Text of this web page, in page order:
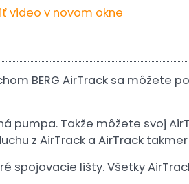
video v novom okne
BERG AirTrack sa
pumpa. Takže môžete svoj
z AirTrack a AirTrack
spojovacie lišty. Všetky